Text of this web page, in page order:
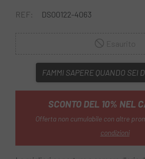
REF: DS00122-4063
FAMMI SAPERE QUANDO SEI
SCONTO DEL 10% NEL
Offerta non cumulabile con altre
condizioni